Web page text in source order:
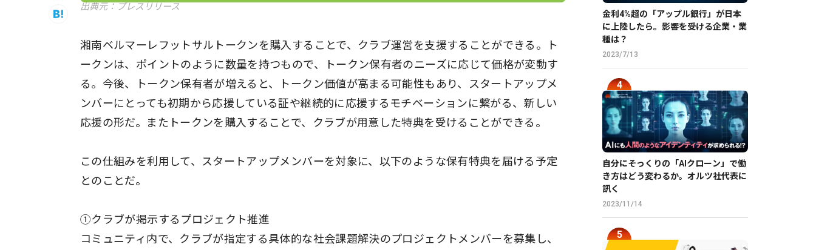
出典元：プレスリリース
湘南ベルマーレフットサルトークンを購入することで、クラブ運営を支援することができる。ト
ークンは、ポイントのように数量を持つもので、トークン保有者のニーズに応じて価格が変動す
る。今後、トークン保有者が増えると、トークン価値が高まる可能性もあり、スタートアップメ
ンバーにとっても初期から応援している証や継続的に応援するモチベーションに繋がる、新しい
応援の形だ。またトークンを購入することで、クラブが用意した特典を受けることができる。
この仕組みを利用して、スタートアップメンバーを対象に、以下のような保有特典を届ける予定
とのことだ。
①クラブが掲示するプロジェクト推進
コミュニティ内で、クラブが指定する具体的な社会課題解決のプロジェクトメンバーを募集し、
金利4%超の「アップル銀行」が日本
に上陸したら。影響を受ける企業・業
種は？
2023/7/13
自分にそっくりの「AIクローン」で働
き方はどう変わるか。オルツ社代表に
訊く
2023/11/14